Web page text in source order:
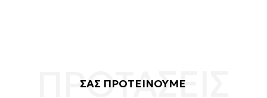
ΣΑΣ ΠΡΟΤΕΙΝΟΥΜΕ